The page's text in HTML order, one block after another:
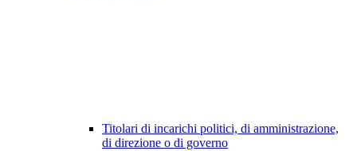
Titolari di incarichi politici, di amministrazione,
di direzione o di governo